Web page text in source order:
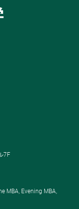
7F
MBA, Evening MBA,